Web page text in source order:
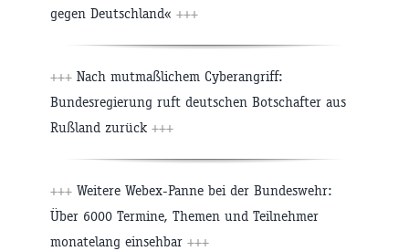
gegen Deutschland« +++
+++ Nach mutmaßlichem Cyberangriff:
Bundesregierung ruft deutschen Botschafter aus
Rußland zurück +++
+++ Weitere Webex-Panne bei der Bundeswehr:
Über 6000 Termine, Themen und Teilnehmer
monatelang einsehbar +++